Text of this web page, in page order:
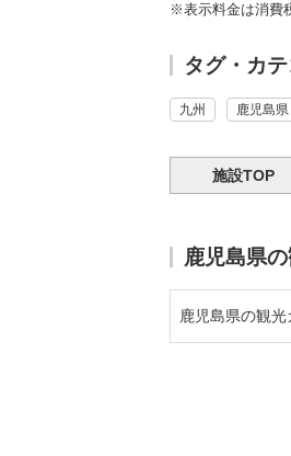
※表示料金は消費
タグ・カテ
九州 鹿児島県
施設TOP
鹿児島県
鹿児島県の観